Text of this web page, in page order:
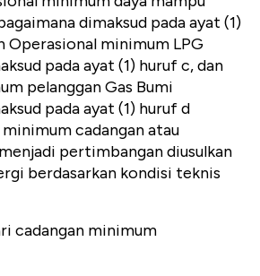
dimaksud pada ayat (1)
Operasional minimum LPG
pada ayat (1) huruf c, dan
pelanggan Gas Bumi
pada ayat (1) huruf d
cadangan atau
pertimbangan diusulkan
berdasarkan kondisi teknis
cadangan minimum